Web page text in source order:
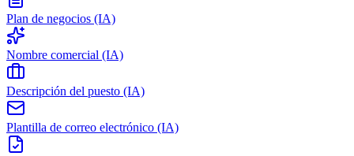
Plan de negocios (IA)
Nombre comercial (IA)
Descripción del puesto (IA)
Plantilla de correo electrónico (IA)